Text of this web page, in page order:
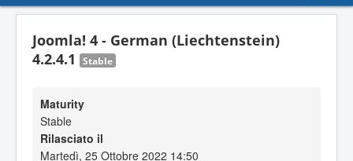
Joomla! 4 - German (Liechtenstein)
4.2.4.1
Stable
Maturity
Stable
Rilasciato il
Martedì, 25 Ottobre 2022 14:50